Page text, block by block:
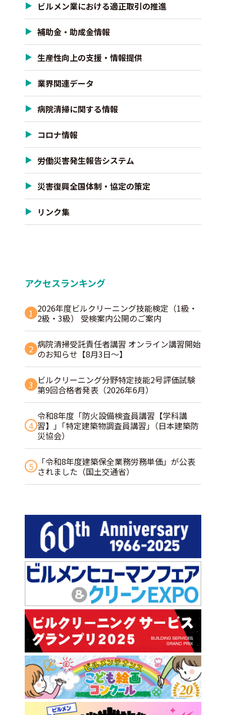
ビルメン業における適正取引の推進
補助金・助成金情報
生産性向上の支援・情報提供
業界関連データ
病院清掃に関する情報
コロナ情報
労働災害発生報告システム
災害復興全国体制・協定の策定
リンク集
アクセスランキング
1 2026年度ビルクリーニング技能検定（1級・
2級・3級） 受検案内公開のご案内
2 病院清掃受託責任者講習 オンライン講習開始
のお知らせ【8月3日～】
3 ビルクリーニング分野特定技能2号評価試験
第9回合格者発表（2026年6月）
4
令和8年度「防火設備検査員講習【学科講
習】」｢特定建築物調査員講習｣（日本建築防
災協会）
5
「令和8年度建築保全業務労務単価」が公表
されました（国土交通省）